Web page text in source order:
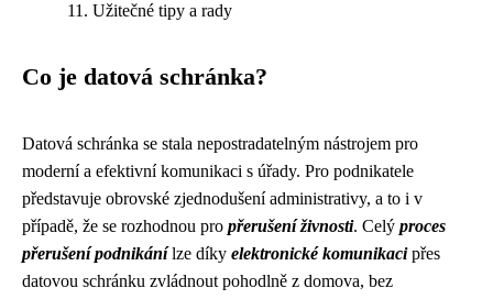
Užitečné tipy a rady
Co je datová schránka?
Datová schránka se stala nepostradatelným nástrojem pro
moderní a efektivní komunikaci s úřady. Pro podnikatele
představuje obrovské zjednodušení administrativy, a to i v
případě, že se rozhodnou pro přerušení živnosti. Celý proces
přerušení podnikánílze díky elektronické komunikacipřes
datovou schránku zvládnout pohodlně z domova, bez